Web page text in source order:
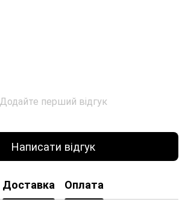
Додайте перший відгук
Написати відгук
Доставка Оплата